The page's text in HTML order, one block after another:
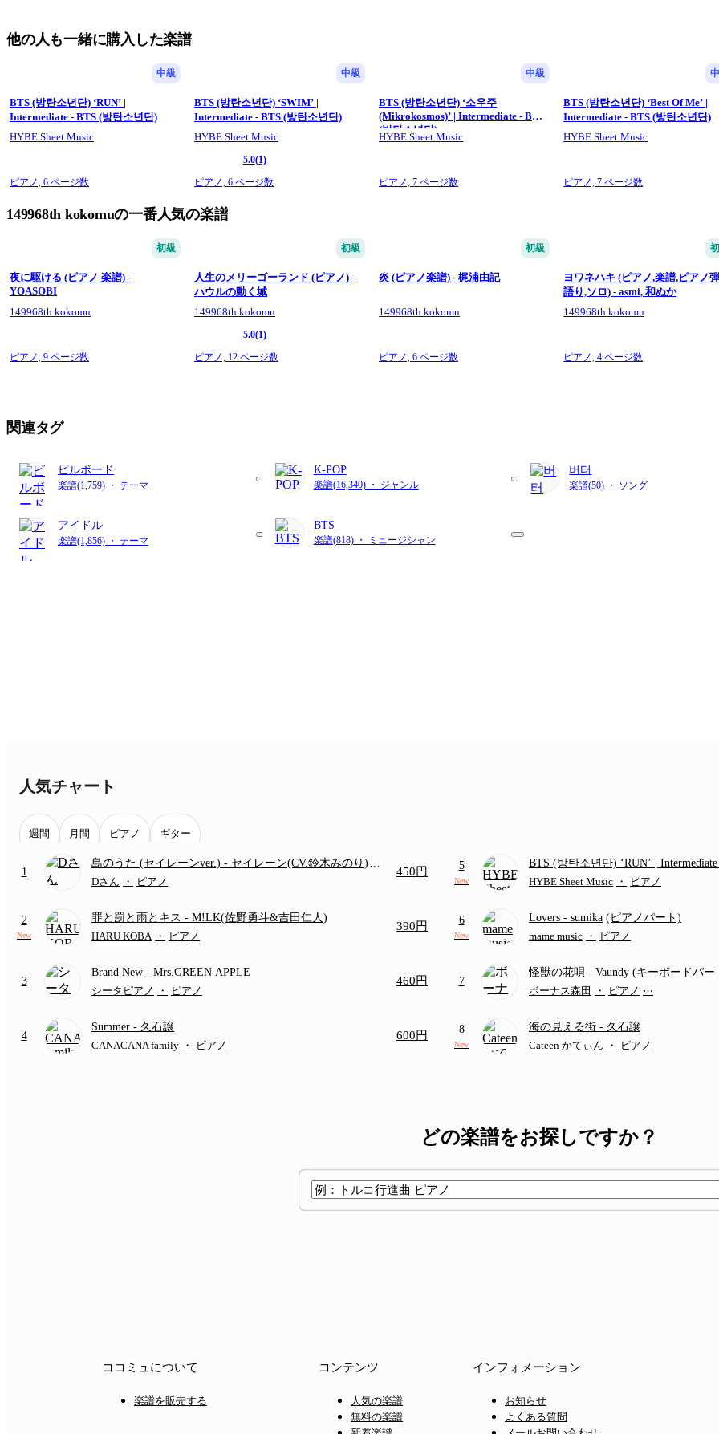
他の人も一緒に購入した楽譜
中級
BTS (방탄소년단) ‘RUN’ |
Intermediate - BTS (방탄소년단)
HYBE Sheet Music
ピアノ, 6 ページ数
中級
BTS (방탄소년단) ‘SWIM’ |
Intermediate - BTS (방탄소년단)
HYBE Sheet Music
5.0(1)
ピアノ,6 ページ数
中級
BTS (방탄소년단) ‘소우주
(Mikrokosmos)’ | Intermediate - BTS
(방탄소년단)
HYBE Sheet Music
ピアノ,7 ページ数
BTS (방탄소년단) ‘Best Of Me’ |
Intermediate - BTS (방탄소년단)
HYBE Sheet Music
ピアノ,7 ページ数
149968th kokomuの一番人気の楽譜
初級
夜に駆ける (ピアノ 楽譜) -
YOASOBI
149968th kokomu
ピアノ, 9 ページ数
初級
人生のメリーゴーランド (ピアノ) -
ハウルの動く城
149968th kokomu
5.0(1)
ピアノ, 12 ページ数
初級
炎 (ピアノ楽譜) - 梶浦由記
149968th kokomu
ピアノ,6 ページ数
ヨワネハキ (ピアノ,楽譜,ピアノ
語り,ソロ) - asmi, 和ぬか
149968th kokomu
ピアノ,4 ページ数
関連タグ
ビルボード
楽譜(1,759) ・ テーマ
K-POP
楽譜(16,340) ・ ジャンル
버터
楽譜(50) ・ ソング
アイドル
楽譜(1,856) ・ テーマ
BTS
楽譜(818) ・ ミュージシャン
人気チャート
週間 月間 ピアノ ギター
1
島のうた (セイレーンver.) - セイレーン(CV.鈴木みのり)
(難易度:★★★★☆/歌詞・コード・ペダル付き/『映画ち
Dさん ・ ピアノ
450円
2
New
罪と罰と雨とキス - M!LK(佐野勇斗&吉田仁人)
HARU KOBA
・ ピアノ
390円
3
Brand New - Mrs.GREEN APPLE
シータピアノ
・ ピアノ
460円
4
Summer - 久石譲
CANACANA family ・ ピアノ
600円
5
New
BTS (방탄소년단) ‘RUN’ | Intermediate
HYBE Sheet Music ・ ピアノ
6
New
Lovers - sumika (ピアノパート)
mame music ・ ピアノ
7
怪獣の花唄 - Vaundy (キーボードパー
ボーナス森田
・ ピアノ ⋯
8
New
海の見える街 - 久石譲
Cateen かてぃん
・ ピアノ
どの楽譜をお探しですか？
ココミュについて
楽譜を販売する
コンテンツ
人気の楽譜
無料の楽譜
インフォメーション
お知らせ
よくある質問